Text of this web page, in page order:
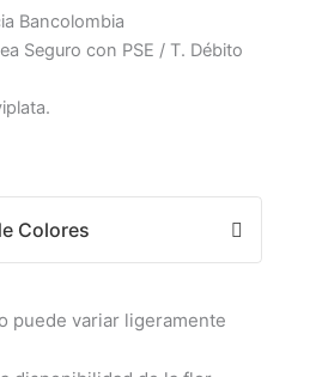
Bancolombia
Seguro con PSE / T. Débito
Colores
puede variar ligeramente